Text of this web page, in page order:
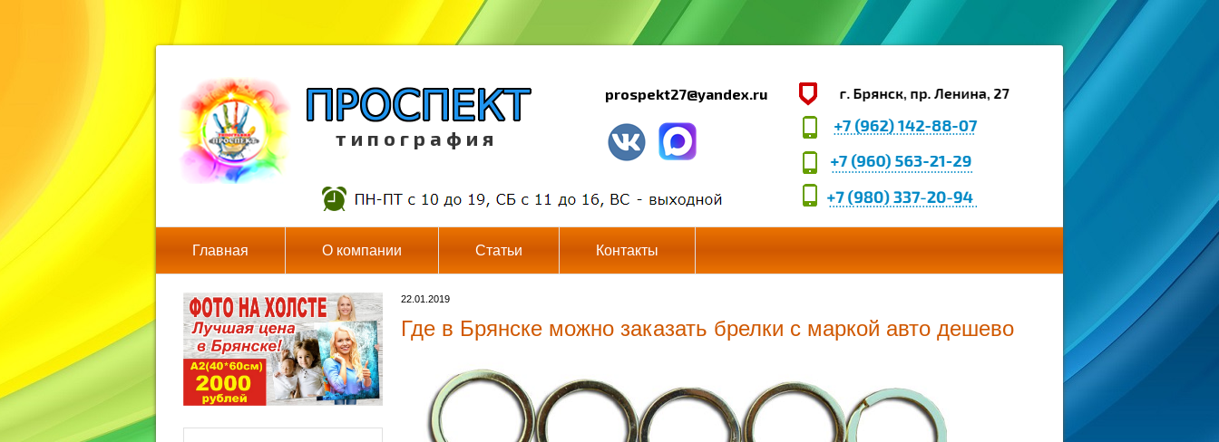
т и п о г р а ф и я
prospekt27@yandex.ru
Главная О компании Статьи Контакты
22.01.2019
Где в Брянске можно заказать брелки с маркой авто дешево